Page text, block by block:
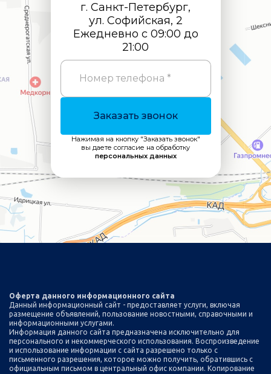
г. Санкт-Петербург,
ул. Софийская, 2
Ежедневно с 09:00 до
21:00
Номер телефона *
Заказать звонок
Нажимая на кнопку "Заказать звонок"
вы даете согласие на обработку
персональных данных
Оферта данного информационного сайта
Данный информационный сайт - предоставляет услуги, включая
размещение объявлений, пользование новостными, справочными и
информационными услугами.
Информация данного сайта предназначена исключительно для
персонального и некоммерческого использования. Воспроизведение
и использование информации с сайта разрешено только с
письменного разрешения, которое можно получить, обратившись с
официальным письмом в центральный офис компании. Копирование